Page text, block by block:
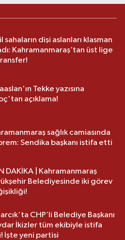
sahaların dişi aslanları klasman
Kahramanmaraş’tan üst lige
Tekke yazısına
açıklama!
sağlık camiasında
Sendika başkanı istifa etti
DAKİKA | Kahramanmaraş
Belediyesinde iki görev
CHP’li Belediye Başkanı
İkizler tüm ekibiyle istifa
İşte yeni partisi